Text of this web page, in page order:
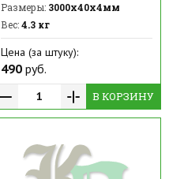
Размеры:3000х40х4мм
Вес:4.3 кг
Цена (за штуку):
490руб.
В КОРЗИНУ